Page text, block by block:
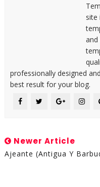
site
and
professionally designed
best result for your blog.
Newer Article
Ajeante (Antigua Y